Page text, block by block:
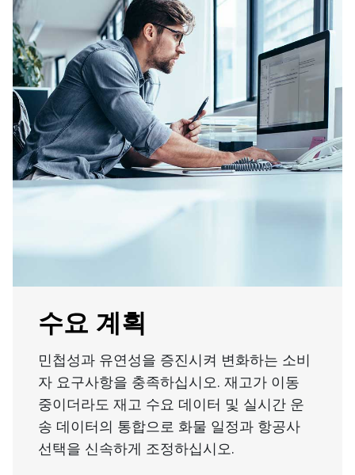
수요 계획
민첩성과 유연성을 증진시켜 변화하는 소비
자 요구사항을 충족하십시오. 재고가 이동
중이더라도 재고 수요 데이터 및 실시간 운
송 데이터의 통합으로 화물 일정과 항공사
선택을 신속하게 조정하십시오.